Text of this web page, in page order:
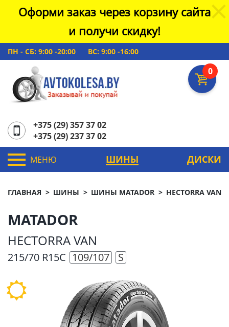
Оформи заказ через корзину сайта
и получи скидку!
ПН - СБ: 9:00 -20:00 ВС: 9:00 -16:00
0
+375 (29) 357 37 02
+375 (29) 237 37 02
МЕНЮ ШИНЫ ДИСКИ
ГЛАВНАЯ ШИНЫ ШИНЫ MATADOR HECTORRA VAN
MATADOR
HECTORRA VAN
215/70 R15C 109/107 S